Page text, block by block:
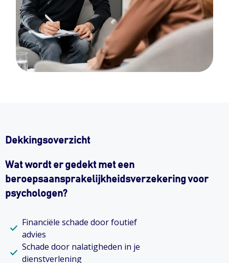
Dekkingsoverzicht
Wat wordt er gedekt met een
beroepsaansprakelijkheidsverzekering voor
psychologen?
Financiële schade door foutief
advies
Schade door nalatigheden in je
dienstverlening